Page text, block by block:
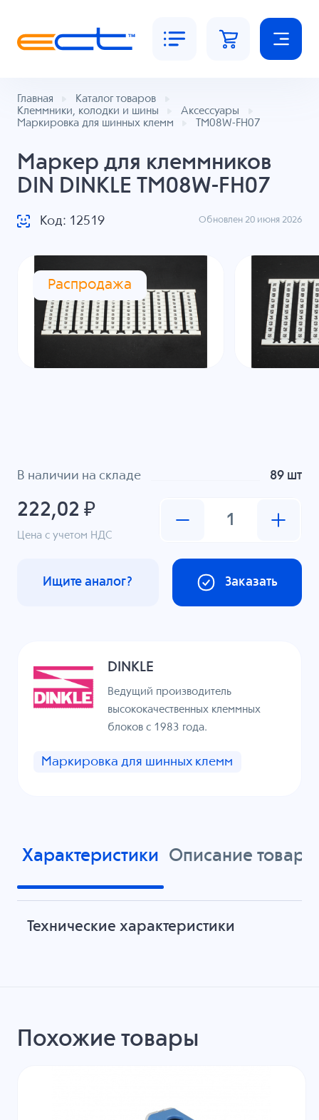
Главная
Каталог товаров
Клеммники, колодки и шины
Аксессуары
Маркировка для шинных клемм
TM08W-FH07
Маркер для клеммников
DIN DINKLE TM08W-FH07
Код: 12519 Обновлен 20 июня 2026
Распродажа
В наличии на складе 89 шт
222,02 ₽
Цена с учетом НДС
Заказать
Ищите аналог?
DINKLE
Ведущий производитель
высококачественных клеммных
блоков с 1983 года.
Маркировка для шинных клемм
Характеристики Описание товара
Технические характеристики
Похожие товары